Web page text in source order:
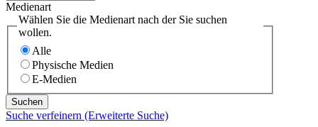
Medienart
Wählen Sie die Medienart nach der Sie suchen
wollen.
Alle
Physische Medien
E-Medien
Suche verfeinern (Erweiterte Suche)